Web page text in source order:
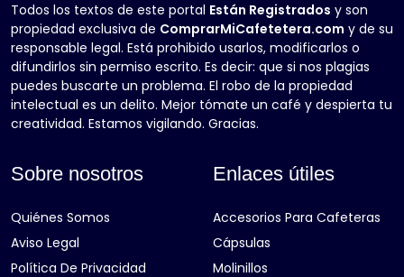
Todos los textos de este portal Están Registrados y son
propiedad exclusiva de ComprarMiCafetetera.com y de su
responsable legal. Está prohibido usarlos, modificarlos o
difundirlos sin permiso escrito. Es decir: que si nos plagias
puedes buscarte un problema. El robo de la propiedad
intelectual es un delito. Mejor tómate un café y despierta tu
creatividad. Estamos vigilando. Gracias.
Sobre nosotros
Quiénes Somos
Aviso Legal
Política De Privacidad
Enlaces útiles
Accesorios Para Cafeteras
Cápsulas
Molinillos